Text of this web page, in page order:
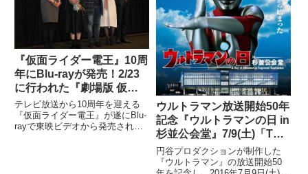
『仮面ライダー電王』10周
年にBlu-rayが発売！2/23
に行われた『劇場版 仮面
ライダー電王 俺、誕
生！』トークショー付き特
別上映会レポートをお届
テレビ放送から10周年を迎える
『仮面ライダー電王』が遂にBlu-
rayで東映ビデオから発売されま
ウルトラマン放送開始50年
記念『ウルトラマンの日 in
杉並公会堂』7/9(土)「THE
ROCK 2016」10(日)
「THE LEGENDS 1966」
円谷プロダクションが制作した
『ウルトラマン』の放送開始50